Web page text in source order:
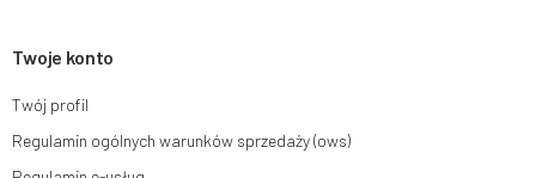
Twoje konto
Twój profil
Regulamin ogólnych warunków sprzedaży (ows)